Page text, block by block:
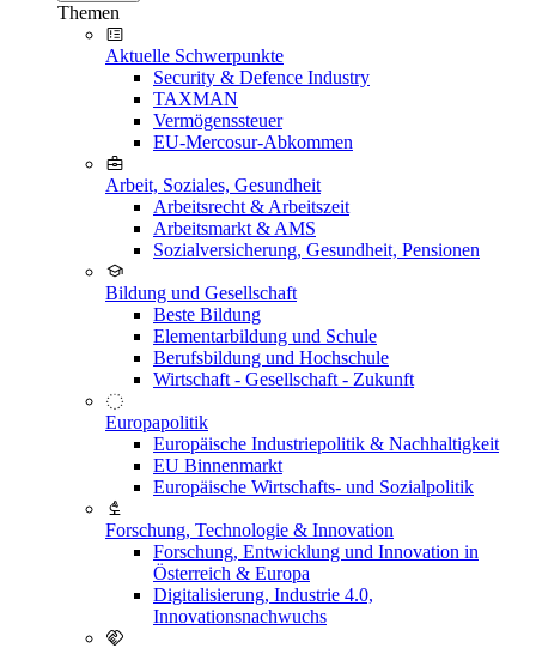
Themen
Aktuelle Schwerpunkte
Security & Defence Industry
TAXMAN
Vermögenssteuer
EU-Mercosur-Abkommen
Arbeit, Soziales, Gesundheit
Arbeitsrecht & Arbeitszeit
Arbeitsmarkt & AMS
Sozialversicherung, Gesundheit, Pensionen
Bildung und Gesellschaft
Beste Bildung
Elementarbildung und Schule
Berufsbildung und Hochschule
Wirtschaft - Gesellschaft - Zukunft
Europapolitik
Europäische Industriepolitik & Nachhaltigkeit
EU Binnenmarkt
Europäische Wirtschafts- und Sozialpolitik
Forschung, Technologie & Innovation
Forschung, Entwicklung und Innovation in
Österreich & Europa
Digitalisierung, Industrie 4.0,
Innovationsnachwuchs